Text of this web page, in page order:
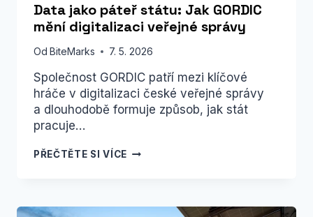
Data jako páteř státu: Jak GORDIC
mění digitalizaci veřejné správy
Od BiteMarks 7. 5. 2026
Společnost GORDIC patří mezi klíčové
hráče v digitalizaci české veřejné správy
a dlouhodobě formuje způsob, jak stát
pracuje…
PŘEČTĚTE SI VÍCEDATA
JAK